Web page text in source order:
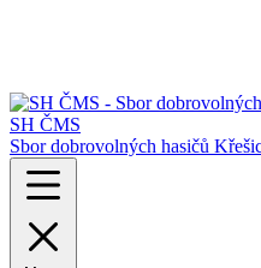
SH ČMS
Sbor dobrovolných hasičů